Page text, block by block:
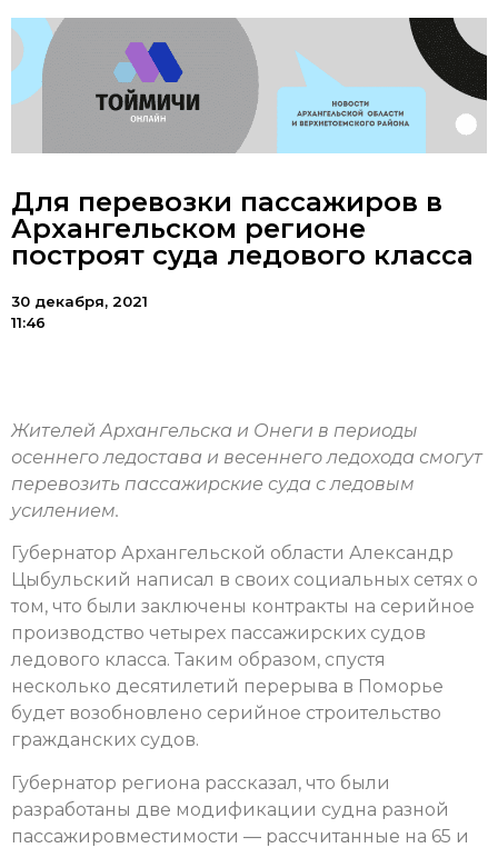
Для перевозки пассажиров в
Архангельском регионе
построят суда ледового класса
30 декабря, 2021
11:46
Жителей Архангельска и Онеги в периоды
осеннего ледостава и весеннего ледохода смогут
перевозить пассажирские суда с ледовым
усилением.
Губернатор Архангельской области Александр
Цыбульский написал в своих социальных сетях о
том, что были заключены контракты на серийное
производство четырех пассажирских судов
ледового класса. Таким образом, спустя
несколько десятилетий перерыва в Поморье
будет возобновлено серийное строительство
гражданских судов.
Губернатор региона рассказал, что были
разработаны две модификации судна разной
пассажировместимости — рассчитанные на 65 и